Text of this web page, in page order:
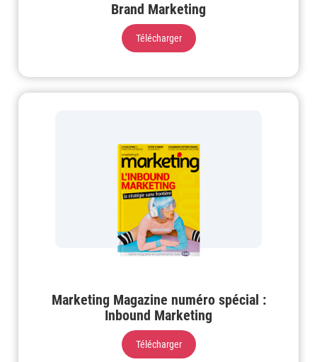
Brand Marketing
Télécharger
Marketing Magazine numéro spécial :
Inbound Marketing
Télécharger